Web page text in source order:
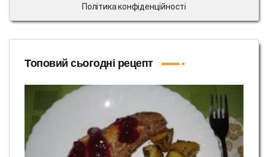
Політика конфіденційності
Топовий сьогодні рецепт